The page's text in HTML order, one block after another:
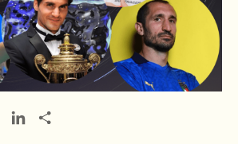
ThreadsLinkedIn